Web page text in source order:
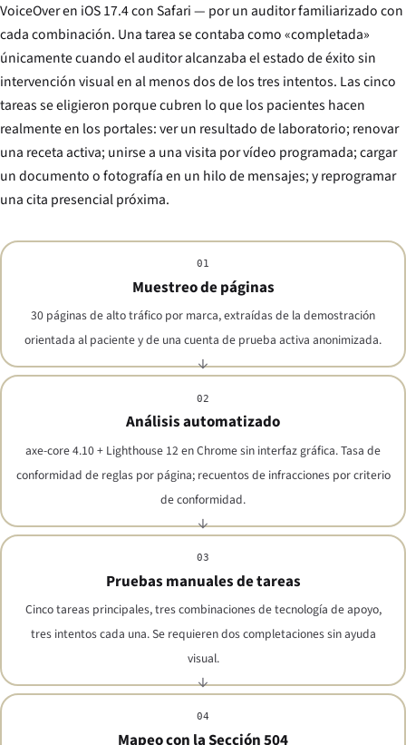
VoiceOver en iOS 17.4 con Safari — por un auditor familiarizado con
cada combinación. Una tarea se contaba como «completada»
únicamente cuando el auditor alcanzaba el estado de éxito sin
intervención visual en al menos dos de los tres intentos. Las cinco
tareas se eligieron porque cubren lo que los pacientes hacen
realmente en los portales: ver un resultado de laboratorio; renovar
una receta activa; unirse a una visita por vídeo programada; cargar
un documento o fotografía en un hilo de mensajes; y reprogramar
una cita presencial próxima.
01
Muestreo de páginas
30 páginas de alto tráfico por marca, extraídas de la demostración
orientada al paciente y de una cuenta de prueba activa anonimizada.
02
Análisis automatizado
axe-core 4.10 + Lighthouse 12 en Chrome sin interfaz gráfica. Tasa de
conformidad de reglas por página; recuentos de infracciones por criterio
de conformidad.
03
Pruebas manuales de tareas
Cinco tareas principales, tres combinaciones de tecnología de apoyo,
tres intentos cada una. Se requieren dos completaciones sin ayuda
visual.
04
Mapeo con la Sección 504